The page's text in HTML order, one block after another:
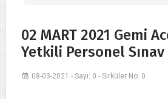
02 MART 2021 Gemi
Yetkili Personel Sınav
08-03-2021 - Sayı: 0 - Sirküler No: 0